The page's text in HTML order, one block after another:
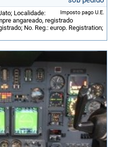
Imposto pago U.E.
Localidade:
angareado, registrado
No. Reg.: europ. Registration;